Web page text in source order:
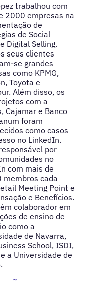
trabalhou com
2000 empresas na
de
de Social
Digital Selling.
seus clientes
se grandes
como KPMG,
Toyota e
Além disso, os
com a
Cajamar e Banco
foram
como casos
no LinkedIn.
por
no
com mais de
membros cada
Meeting Point e
e Benefícios.
colaborador em
de ensino de
como a
de Navarra,
School, ISDI,
e a Universidade de